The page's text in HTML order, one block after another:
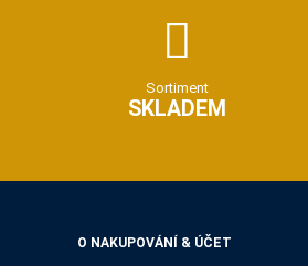
Sortiment
SKLADEM
O NAKUPOVÁNÍ & ÚČET